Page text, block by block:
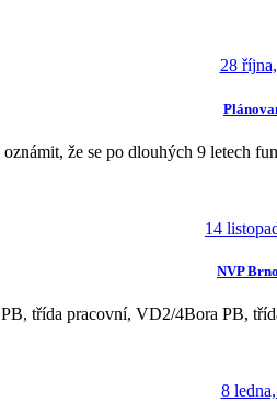
28
oznámit, že se po dlouhých 9 letech
14
NVP
třída pracovní, VD2/4Bora PB,
8